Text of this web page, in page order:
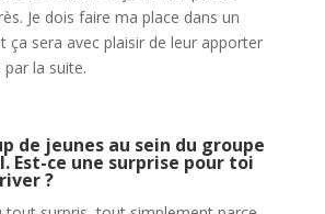
Je dois faire ma place dans un
ça sera avec plaisir de leur apporter
la suite.
de jeunes au sein du groupe
Est-ce une surprise pour toi
?